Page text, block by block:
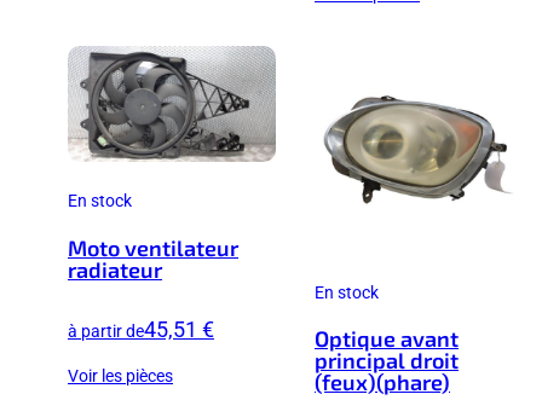
En stock
Moto ventilateur
radiateur
à partir de45,51 €
Voir les pièces
En stock
Optique avant
principal droit
(feux)(phare)